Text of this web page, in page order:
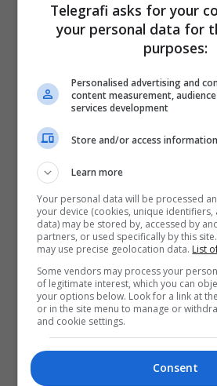
Telegrafi asks for your
your personal data for
purposes:
Personalised advertising and
content measurement,
services development
Store and/or access
Learn more
Your personal data will be processed
your device (cookies, unique identifiers,
data) may be stored by, accessed by
partners, or used specifically by this
may use precise geolocation data. List
Some vendors may process your
of legitimate interest, which you can
your options below. Look for a link at
or in the site menu to manage or
and cookie settings.
Consent